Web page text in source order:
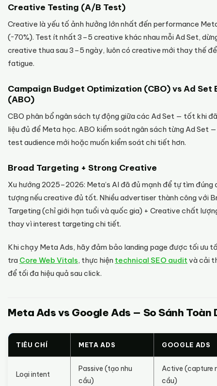
Creative Testing (A/B Test)
Creative là yếu tố ảnh hưởng lớn nhất đến performance
(~70%). Test ít nhất 3–5 creative khác nhau mỗi Ad Set,
creative thua sau 3–5 ngày, luôn có creative mới thay thế
fatigue.
Campaign Budget Optimization (CBO) vs Ad Set
(ABO)
CBO phân bổ ngân sách tự động giữa các Ad Set — tốt khi
liệu đủ để Meta học. ABO kiểm soát ngân sách từng Ad Set
test audience mới hoặc muốn kiểm soát chi tiết hơn.
Broad Targeting + Strong Creative
Xu hướng 2025–2026: Meta’s AI đã đủ mạnh để tự tìm đúng
tượng nếu creative đủ tốt. Nhiều advertiser thành công với
Targeting (chỉ giới hạn tuổi và quốc gia) + Creative chất
thay vì interest targeting chi tiết.
Khi chạy Meta Ads, hãy đảm bảo landing page được tối ưu
tra Core Web Vitals, thực hiện technical SEO audit và cải
để tối đa hiệu quả sau click.
Meta Ads vs Google Ads — So Sánh Toàn
TIÊU CHÍ META ADS GOOGLE ADS
Loại intent
Passive (tạo nhu
cầu)
Active (capture
cầu)